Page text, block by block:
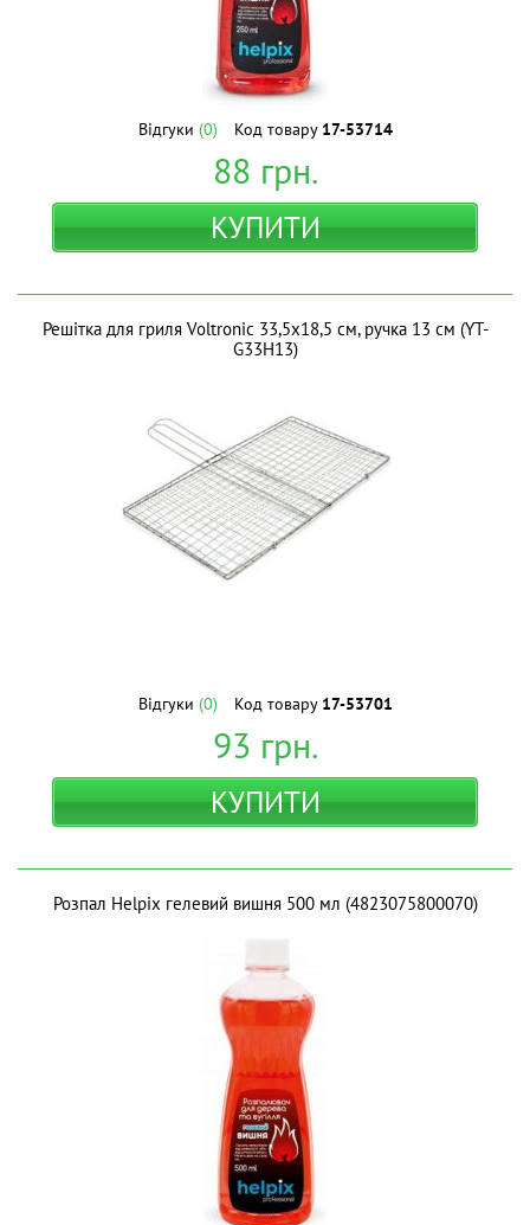
Відгуки (0) Код товару 17-53714
88 грн.
КУПИТИ
Решітка для гриля Voltronic 33,5х18,5 см, ручка 13 см (YT-
G33H13)
Відгуки (0) Код товару 17-53701
93 грн.
КУПИТИ
Розпал Helpix гелевий вишня 500 мл (4823075800070)